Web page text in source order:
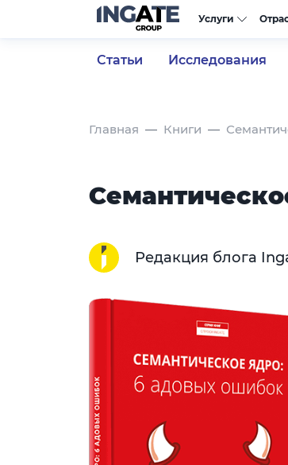
Услуги
Статьи Исследования
Главная Книги
Редакция блога